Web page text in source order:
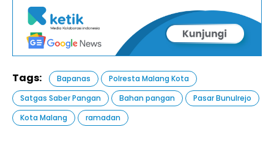
Tags: Bapanas
Polresta Malang Kota
Satgas Saber Pangan
Bahan pangan
Pasar Bunulrejo
Kota Malang
ramadan